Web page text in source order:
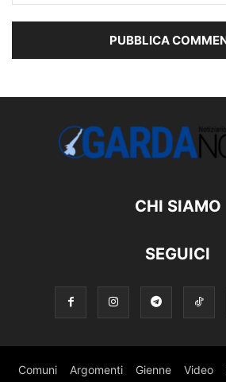
CHI SIAMO
SEGUICI
Comuni Argomenti Gienne Video